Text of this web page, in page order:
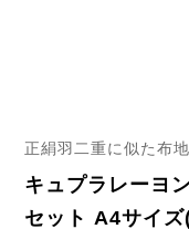
正絹羽二重に似た布地
キュプラレーヨ
セット A4サイ